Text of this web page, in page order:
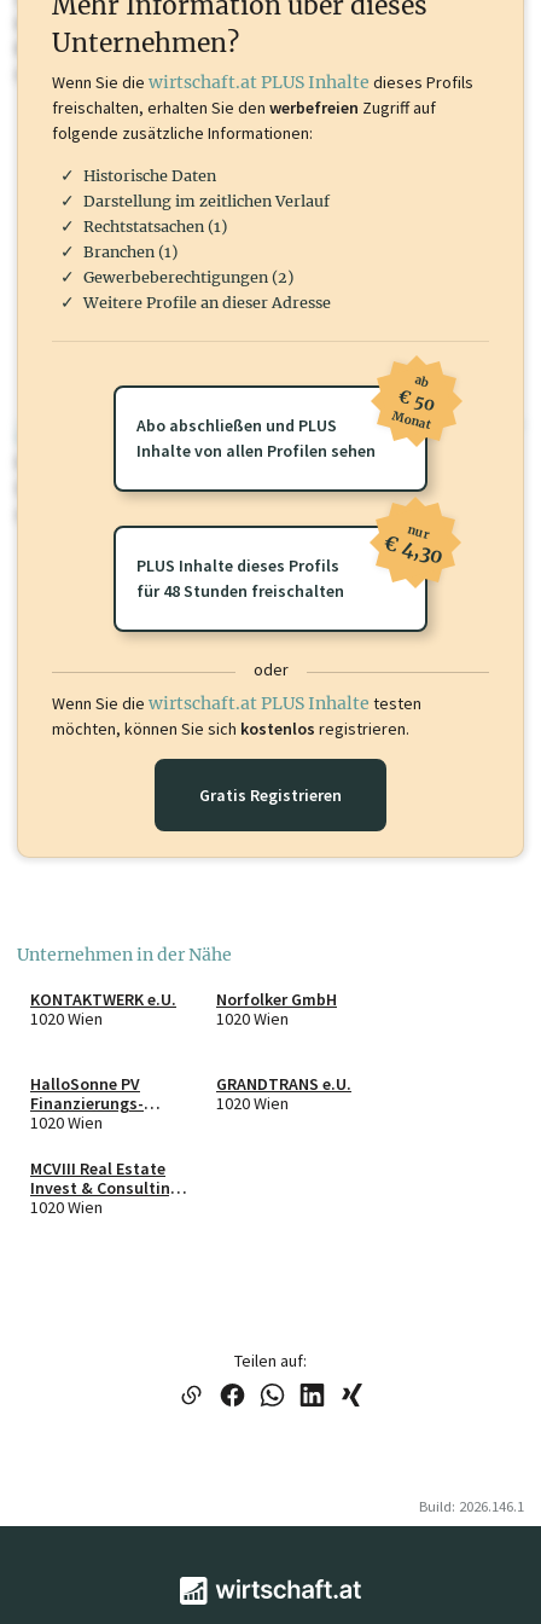
Marken, Patente, Rechtstatsachen, OTS-Aussendungen, und viele
mehr.
wirtschaft.at PLUS
Für dieses Profil gibt es zusätzlichewirtschaft.at PLUS Inhalte
Sie momentan nicht einsehen können. Schalten Sie dieses Profil frei
oder loggen Sie sich ein um diese Inhalte zu sehen.
Unternehmen?
Wenn Sie die wirtschaft.at PLUS Inhalte dieses Profils
freischalten, erhalten Sie den werbefreien Zugriff auf
folgende zusätzliche Informationen:
Historische Daten
Darstellung im zeitlichen Verlauf
Rechtstatsachen (1)
Branchen (1)
Gewerbeberechtigungen (2)
Weitere Profile an dieser Adresse
Abo abschließen und PLUS
Inhalte von allen Profilen sehen
ab
€ 50
Monat
PLUS Inhalte dieses Profils
für 48 Stunden freischalten
nur
€ 4,30
oder
Wenn Sie die wirtschaft.at PLUS Inhalte testen
möchten, können Sie sich kostenlos registrieren.
Gratis Registrieren
Unternehmen in der Nähe
KONTAKTWERK e.U.
1020 Wien
Norfolker GmbH
1020 Wien
HalloSonne PV
Finanzierungs-
Holding GmbH
1020 Wien
GRANDTRANS e.U.
1020 Wien
MCVIII Real Estate
Invest & Consulting
GmbH
1020 Wien
Teilen auf:
Build: 2026.146.1